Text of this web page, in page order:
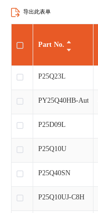
导出此表单
Part No.
P25Q23L
PY25Q40HB-Auto
P25D09L
P25Q10U
P25Q40SN
P25Q10UJ-C8H